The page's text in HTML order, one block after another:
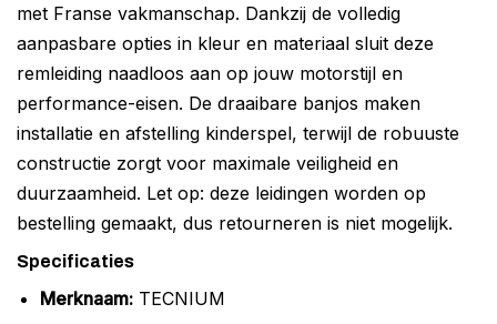
met Franse vakmanschap. Dankzij de volledig
aanpasbare opties in kleur en materiaal sluit deze
remleiding naadloos aan op jouw motorstijl en
performance-eisen. De draaibare banjos maken
installatie en afstelling kinderspel, terwijl de robuuste
constructie zorgt voor maximale veiligheid en
duurzaamheid. Let op: deze leidingen worden op
bestelling gemaakt, dus retourneren is niet mogelijk.
Specificaties
Merknaam:TECNIUM